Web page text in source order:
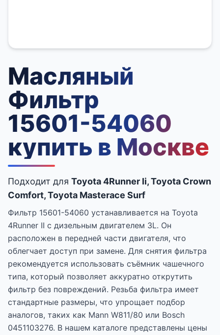
Масляный
Фильтр
15601-54060
купить в Москве
Подходит для Toyota 4Runner Ii, Toyota Crown
Comfort, Toyota Masterace Surf
Фильтр 15601-54060 устанавливается на Toyota
4Runner II с дизельным двигателем 3L. Он
расположен в передней части двигателя, что
облегчает доступ при замене. Для снятия фильтра
рекомендуется использовать съёмник чашечного
типа, который позволяет аккуратно открутить
фильтр без повреждений. Резьба фильтра имеет
стандартные размеры, что упрощает подбор
аналогов, таких как Mann W811/80 или Bosch
0451103276. В нашем каталоге представлены цены